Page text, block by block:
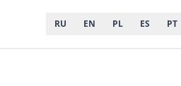
RU EN PL ES PT